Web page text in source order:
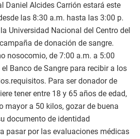
Daniel Alcides Carrión estará este
las 8:30 a.m. hasta las 3:00 p.
Universidad Nacional del Centro del
de donación de sangre.
nosocomio, de 7:00 a.m. a 5:00
Banco de Sangre para recibir a los
Para ser donador de
tener entre 18 y 65 años de edad,
mayor a 50 kilos, gozar de buena
documento de identidad
pasar por las evaluaciones médicas